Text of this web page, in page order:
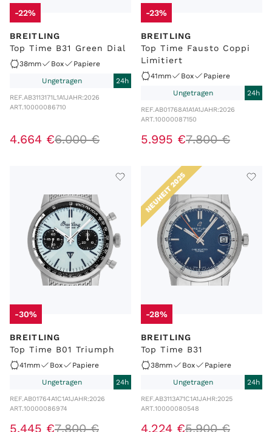
-22%
BREITLING
Top Time B31 Green Dial
38mm Box
Papiere
Ungetragen
24h
REF.AB3113171L1A1JAHR:2026
ART.10000086710
4.664 €6.000 €
-23%
BREITLING
Top Time Fausto Coppi
Limitiert
41mm Box
Papiere
Ungetragen
24h
REF.AB01768A1A1A1JAHR:2026
ART.10000087150
5.995 €7.800 €
-30%
BREITLING
Top Time B01 Triumph
41mm Box
Papiere
Ungetragen
24h
REF.AB01764A1C1A1JAHR:2026
ART.10000086974
5.445 €7.800 €
NEUHEIT 2025
-28%
BREITLING
Top Time B31
38mm Box
Papiere
Ungetragen
24h
REF.AB3113A71C1A1JAHR:2025
ART.10000080548
4.224 €5.900 €